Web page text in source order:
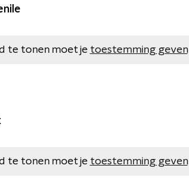
te tonen moet je toestemming geven
te tonen moet je toestemming geven